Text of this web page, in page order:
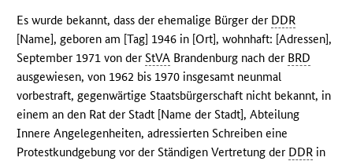
Es wurde bekannt, dass der ehemalige Bürger der DDR
[Name], geboren am [Tag] 1946 in [Ort], wohnhaft: [Adressen],
September 1971 von derStVA Brandenburg nach der BRD
ausgewiesen, von 1962 bis 1970 insgesamt neunmal
vorbestraft, gegenwärtige Staatsbürgerschaft nicht bekannt, in
einem an den Rat der Stadt [Name der Stadt], Abteilung
Innere Angelegenheiten, adressierten Schreiben eine
Protestkundgebung vor der Ständigen Vertretung der DDR in